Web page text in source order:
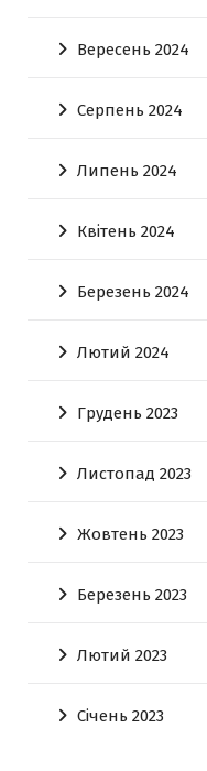
Вересень 2024
Серпень 2024
Липень 2024
Квітень 2024
Березень 2024
Лютий 2024
Грудень 2023
Листопад 2023
Жовтень 2023
Березень 2023
Лютий 2023
Січень 2023